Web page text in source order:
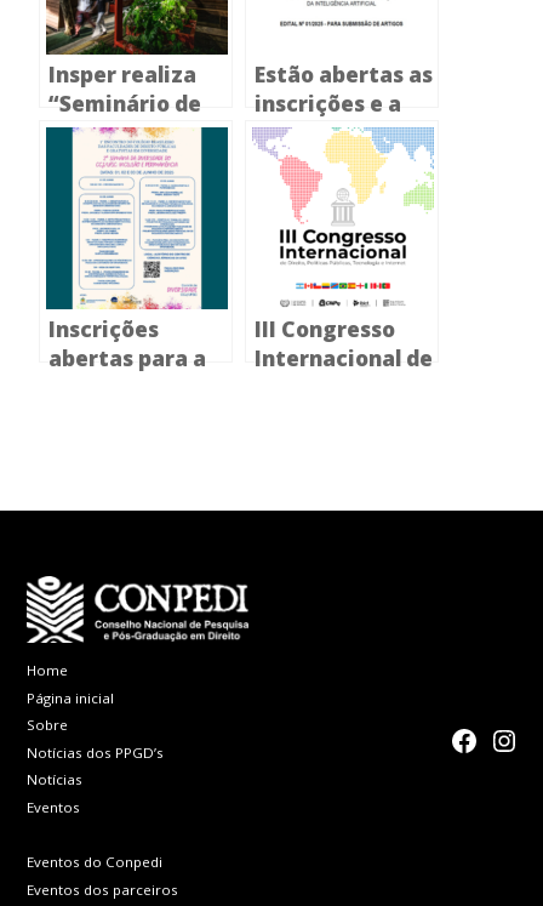
Insper realiza
“Seminário de
Pesquisa sobre
Emendas
Parlamentares”
Estão abertas as
inscrições e a
submissão de
resumos
expandidos para
o VI Congresso
Internacional de
Direito e
Inteligência
Artificial
Inscrições
abertas para a
III Congresso
Internacional de
realizado pela
Home
Página inicial
Sobre
Notícias dos PPGD’s
Notícias
Eventos
Eventos do Conpedi
Eventos dos parceiros